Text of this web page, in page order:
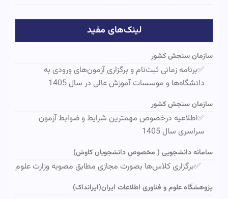
لینک‌های مفید
سازمان سنجش کشور
✅برنامه زمانی ثبت‌نام و برگزاری آزمون‌های ورودی به
دانشگاه‌ها و موسسات آموزش عالی در سال 1405
سازمان سنجش کشور
✅اطلاعیه درخصوص مهمترین شرایط و ضوابط آزمون
سراسری سال 1405
سامانه دانشجویی ( مخصوص دانشجویان کاوش)
✅برگزاری کلاس‌ها بصورت مجازی مطابق مصوبه وزارت علوم
پژوهشگاه علوم و فناوری اطلاعات ایران(ایرانداک)